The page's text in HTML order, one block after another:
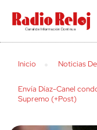
cerrar
Inicio Noticias
Envía Díaz-Canel
Supremo (+Post)